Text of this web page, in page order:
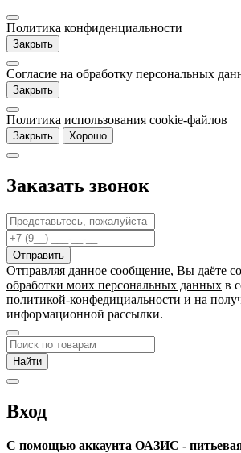
Политика конфиденциальности
Закрыть
Согласие на обработку персональных
Закрыть
Политика использования cookie-файлов
Закрыть Хорошо
Заказать звонок
Отправляя данное сообщение, Вы даёте
обработки моих персональных данных в
политикой-конфедициальности и на
информационной рассылки.
Вход
С помощью аккаунта ОАЗИС -